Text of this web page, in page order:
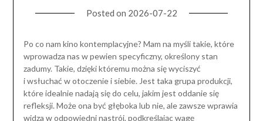
Posted on 2026-07-22
Po co nam kino kontemplacyjne? Mam na myśli takie, które
wprowadza nas w pewien specyficzny, określony stan
zadumy. Takie, dzięki któremu można się wyciszyć
i wsłuchać w otoczenie i siebie. Jest taka grupa produkcji,
które idealnie nadają się do celu, jakim jest oddanie się
refleksji. Może ona być głęboka lub nie, ale zawsze wprawia
widza w odpowiedni nastrój, podkreślając wagę